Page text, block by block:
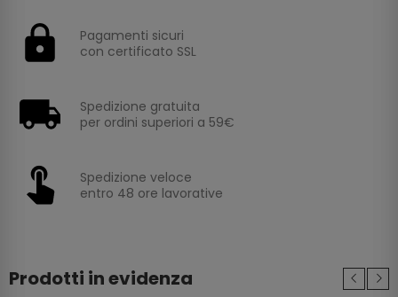
Pagamenti sicuri
con certificato SSL
Spedizione gratuita
per ordini superiori a 59€
Spedizione veloce
entro 48 ore lavorative
Prodotti in evidenza